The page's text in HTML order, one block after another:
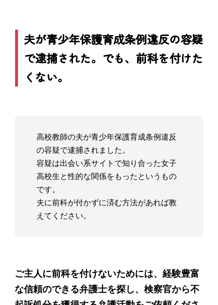
夫が青少年保護育成条例違反の容疑
で逮捕された。でも、前科を付けた
くない。
高校教師の夫が青少年保護育成条例違反
の容疑で逮捕されました。
容疑は出会い系サイトで知り合った女子
高校生と性的な関係をもったというもの
です。
夫に前科が付かずに済む方法があれば教
えてください。
ご主人に前科を付けないためには、経験豊富
な信頼のできる弁護士を探し、検察官から不